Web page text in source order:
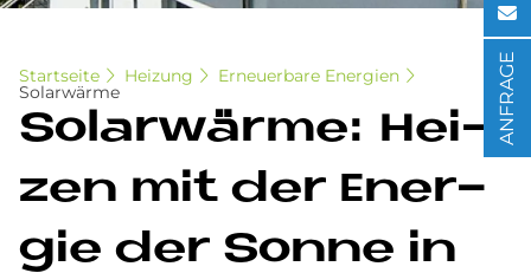
Startseite Heizung Erneuerbare Energien
Solarwärme
So­lar­wär­me: Hei­
zen mit der En­er­
gie der Son­ne in
ANFRAGE